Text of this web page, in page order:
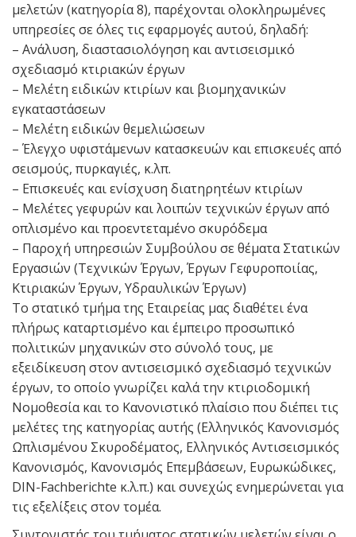
μελετών (κατηγορία 8), παρέχονται ολοκληρωμένες
υπηρεσίες σε όλες τις εφαρμογές αυτού, δηλαδή:
– Ανάλυση, διαστασιολόγηση και αντισεισμικό
σχεδιασμό κτιριακών έργων
– Μελέτη ειδικών κτιρίων και βιομηχανικών
εγκαταστάσεων
– Μελέτη ειδικών θεμελιώσεων
– Έλεγχο υφιστάμενων κατασκευών και επισκευές από
σεισμούς, πυρκαγιές, κ.λπ.
– Επισκευές και ενίσχυση διατηρητέων κτιρίων
– Μελέτες γεφυρών και λοιπών τεχνικών έργων από
οπλισμένο και προεντεταμένο σκυρόδεμα
– Παροχή υπηρεσιών Συμβούλου σε θέματα Στατικών
Εργασιών (Τεχνικών Έργων, Έργων Γεφυροποιίας,
Κτιριακών Έργων, Υδραυλικών Έργων)
Το στατικό τμήμα της Εταιρείας μας διαθέτει ένα
πλήρως καταρτισμένο και έμπειρο προσωπικό
πολιτικών μηχανικών στο σύνολό τους, με
εξειδίκευση στον αντισεισμικό σχεδιασμό τεχνικών
έργων, το οποίο γνωρίζει καλά την κτιριοδομική
Νομοθεσία και το Κανονιστικό πλαίσιο που διέπει τις
μελέτες της κατηγορίας αυτής (Ελληνικός Κανονισμός
Ωπλισμένου Σκυροδέματος, Ελληνικός Αντισεισμικός
Κανονισμός, Κανονισμός Επεμβάσεων, Ευρωκώδικες,
DIN-Fachberichte κ.λ.π.) και συνεχώς ενημερώνεται για
τις εξελίξεις στον τομέα.